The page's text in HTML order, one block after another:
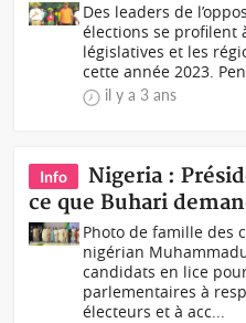
Des leaders de
élections se profilent
législatives et les
cette année 2023.
il y a 3 ans
Info
Nigeria :
ce que Buhari
Photo de famille des
nigérian
candidats en lice
parlementaires à
électeurs et à acc...